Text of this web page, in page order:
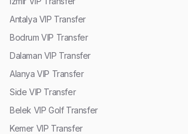
Antalya VIP Transfer
Bodrum VIP Transfer
Dalaman VIP Transfer
Alanya VIP Transfer
Side VIP Transfer
Belek VIP Golf Transfer
Kemer VIP Transfer